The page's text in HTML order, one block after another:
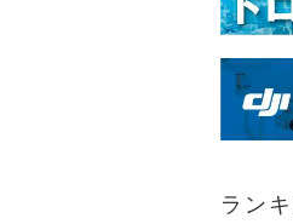
ラン